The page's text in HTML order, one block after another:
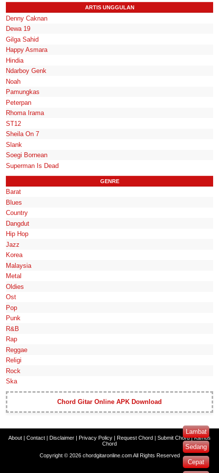
Lambat
Sedang
Cepat
ARTIS UNGGULAN
Denny Caknan
Dewa 19
Gilga Sahid
Happy Asmara
Hindia
Ndarboy Genk
Noah
Pamungkas
Peterpan
Rhoma Irama
ST12
Sheila On 7
Slank
Soegi Bornean
Superman Is Dead
GENRE
Barat
Blues
Country
Dangdut
Hip Hop
Jazz
Korea
Malaysia
Metal
Oldies
Ost
Pop
Punk
R&B
Rap
Reggae
Religi
Rock
Ska
Chord Gitar Online APK Download
About Contact Disclaimer Privacy Policy Request Chord Submit Chord|Kamus
Chord
Copyright © 2026 chordgitaronline.comAll Rights Reserved